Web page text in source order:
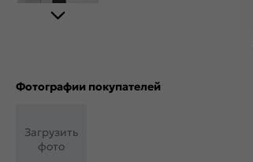
Фотографии покупателей
Загрузить
фото